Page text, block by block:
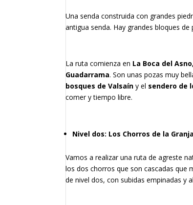
Una senda construida con grandes
antigua senda. Hay grandes bloques
La ruta comienza en La Boca del Asno,
Guadarrama. Son unas pozas muy
bosques de Valsaín y el sendero de
comer y tiempo libre.
Nivel dos: Los Chorros de la
Vamos a realizar una ruta de agreste
los dos chorros que son cascadas que
de nivel dos, con subidas empinadas y